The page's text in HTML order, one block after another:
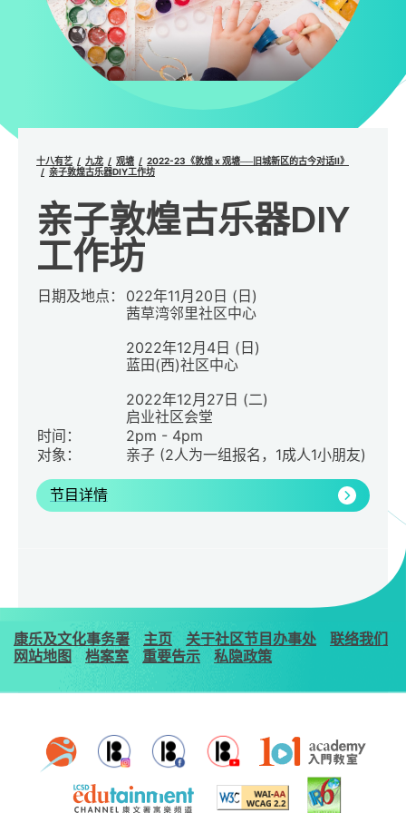
十八有艺 九龙 观塘
2022-23《敦煌 x 观塘──旧城新区的古今对话II》
亲子敦煌古乐器DIY工作坊
亲子敦煌古乐器DIY
工作坊
日期及地点：
022年11月20日 (日)
茜草湾邻里社区中心
2022年12月4日 (日)
蓝田(西)社区中心
2022年12月27日 (二)
启业社区会堂
时间：
2pm - 4pm
对象：
亲子 (2人为一组报名，1成人1小朋友)
节目详情
康乐及文化事务署 主页 关于社区节目办事处
联络我们
网站地图
档案室 重要告示 私隐政策